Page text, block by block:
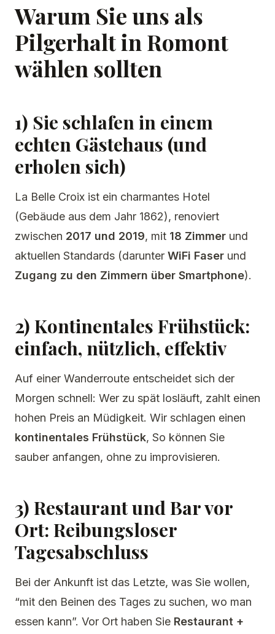
Warum Sie uns als
Pilgerhalt in Romont
wählen sollten
1) Sie schlafen in einem
echten Gästehaus (und
erholen sich)
La Belle Croix ist ein charmantes Hotel
(Gebäude aus dem Jahr 1862), renoviert
zwischen 2017 und 2019, mit 18 Zimmer und
aktuellen Standards (darunter WiFi Faser und
Zugang zu den Zimmern über Smartphone).
2) Kontinentales Frühstück:
einfach, nützlich, effektiv
Auf einer Wanderroute entscheidet sich der
Morgen schnell: Wer zu spät losläuft, zahlt einen
hohen Preis an Müdigkeit. Wir schlagen einen
kontinentales Frühstück, So können Sie
sauber anfangen, ohne zu improvisieren.
3) Restaurant und Bar vor
Ort: Reibungsloser
Tagesabschluss
Bei der Ankunft ist das Letzte, was Sie wollen,
“mit den Beinen des Tages zu suchen, wo man
essen kann”. Vor Ort haben Sie Restaurant +